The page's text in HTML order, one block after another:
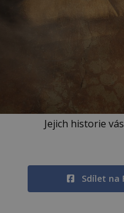
Jejich historie
Sdílet na